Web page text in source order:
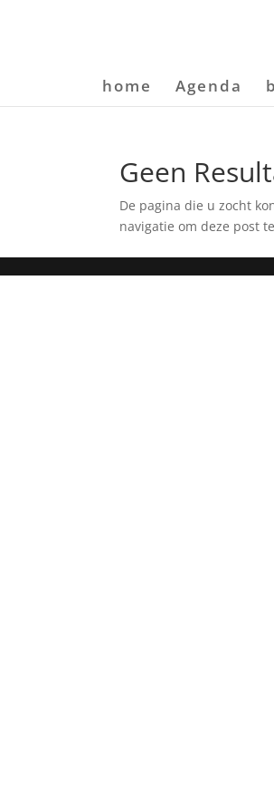
home Agenda
Geen
De pagina die u zocht
navigatie om deze post